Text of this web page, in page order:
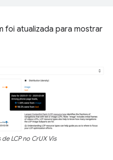
foi atualizada para mostrar
LCP no CrUX Vis